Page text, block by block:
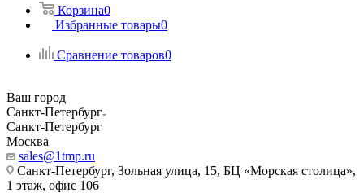
Корзина0
Избранные товары0
Сравнение товаров0
Ваш город
Санкт-Петербург
Санкт-Петербург
Москва
sales@1tmp.ru
Санкт-Петербург, Зольная улица, 15, БЦ «Морская столица»,
1 этаж, офис 106